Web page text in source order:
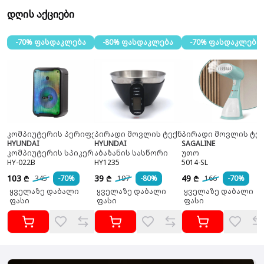
დღის აქციები
-70% ფასდაკლება
კომპიუტერის პერიფერია
HYUNDAI
კომპიუტერის სპიკერი
HY-022B
103 ₾ 345
-70%
ყველაზე დაბალი
ფასი
-80% ფასდაკლება
პირადი მოვლის ტექნიკა
HYUNDAI
აბაზანის სასწორი
HY1235
39 ₾ 197
-80%
ყველაზე დაბალი
ფასი
-70% ფასდაკლება
პირადი მოვლის
SAGALINE
უთო
5014-SL
49 ₾ 166
-70%
ყველაზე დაბალი
ფასი